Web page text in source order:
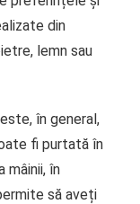
din
lemn sau
în general,
fi purtată în
mâinii, în
să aveți